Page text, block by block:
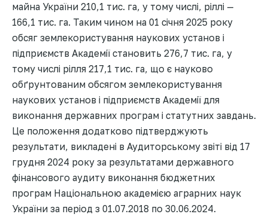
майна України 210,1 тис. га, у тому числі, ріллі —
166,1 тис. га. Таким чином на 01 січня 2025 року
обсяг землекористування наукових установ і
підприємств Академії становить 276,7 тис. га, у
тому числі рілля 217,1 тис. га, що є науково
обґрунтованим обсягом землекористування
наукових установ і підприємств Академії для
виконання державних програм і статутних завдань.
Це положення додатково підтверджують
результати, викладені в Аудиторському звіті від 17
грудня 2024 року за результатами державного
фінансового аудиту виконання бюджетних
програм Національною академією аграрних наук
України за період з 01.07.2018 по 30.06.2024.